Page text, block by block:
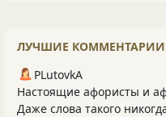
ЛУЧШИЕ КОММЕНТАРИИ
PLutоvkА
Настоящие афористы и
Даже слова такого